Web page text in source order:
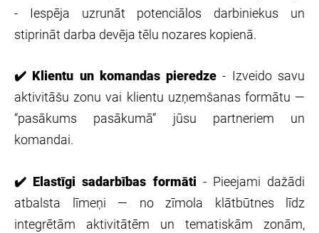
- Iespēja uzrunāt potenciālos darbiniekus un
stiprināt darba devēja tēlu nozares kopienā.
✔️ Klientu un komandas pieredze- Izveido savu
aktivitāšu zonu vai klientu uzņemšanas formātu —
“pasākums pasākumā” jūsu partneriem un
komandai.
✔️ Elastīgi sadarbības formāti - Pieejami dažādi
atbalsta līmeņi — no zīmola klātbūtnes līdz
integrētām aktivitātēm un tematiskām zonām,